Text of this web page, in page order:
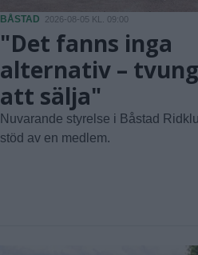
BÅSTAD 2026-08-05 KL. 09:00
"Det fanns inga
alternativ –
att sälja"
Nuvarande styrelse i Båstad
stöd av en medlem.